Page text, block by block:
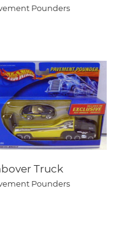
Pounders
Truck
Pounders